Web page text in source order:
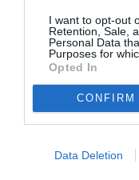
I want to opt-out
Retention, Sale,
Personal Data
Purposes for
Opted In
CONFIRM
Data Deletion
πόνο και να
η στιγμή που το
του και νέες
φθινόπωρο θα
που θα κρατήσετε
καιρό.